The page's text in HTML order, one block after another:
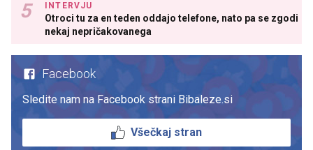
INTERVJU
Otroci tu za en teden oddajo telefone, nato pa se zgodi
nekaj nepričakovanega
Facebook
Sledite nam na Facebook strani Bibaleze.si
Všečkaj stran